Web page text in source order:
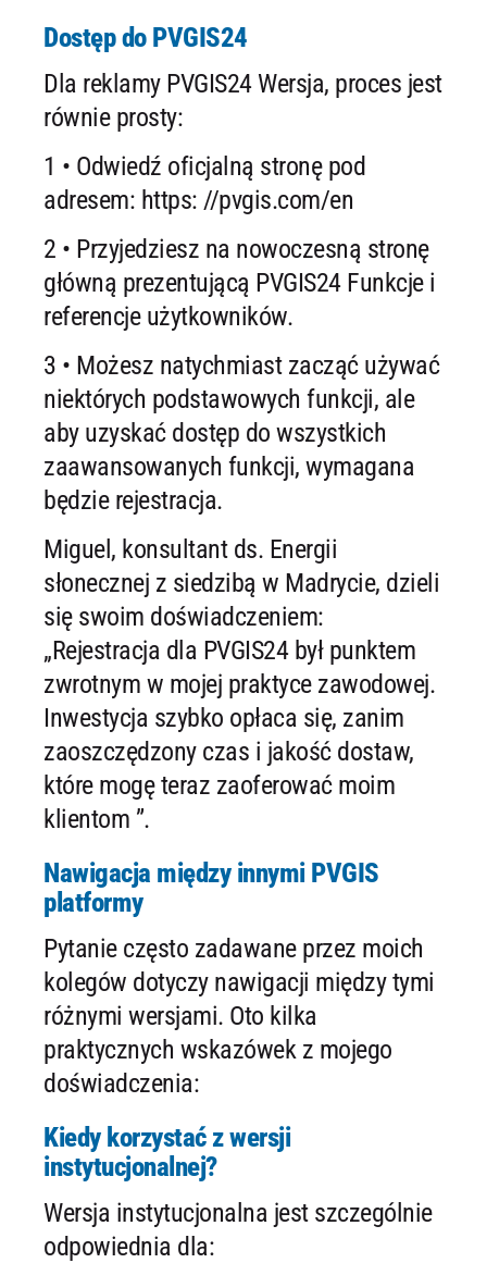
Dostęp do PVGIS24
Dla reklamy PVGIS24 Wersja, proces jest
równie prosty:
1 • Odwiedź oficjalną stronę pod
adresem: https: //pvgis.com/en
2 • Przyjedziesz na nowoczesną stronę
główną prezentującą PVGIS24 Funkcje i
referencje użytkowników.
3 • Możesz natychmiast zacząć używać
niektórych podstawowych funkcji, ale
aby uzyskać dostęp do wszystkich
zaawansowanych funkcji, wymagana
będzie rejestracja.
Miguel, konsultant ds. Energii
słonecznej z siedzibą w Madrycie, dzieli
się swoim doświadczeniem:
„Rejestracja dla PVGIS24 był punktem
zwrotnym w mojej praktyce zawodowej.
Inwestycja szybko opłaca się, zanim
zaoszczędzony czas i jakość dostaw,
które mogę teraz zaoferować moim
klientom ”.
Nawigacja między innymi PVGIS
platformy
Pytanie często zadawane przez moich
kolegów dotyczy nawigacji między tymi
różnymi wersjami. Oto kilka
praktycznych wskazówek z mojego
doświadczenia:
Kiedy korzystać z wersji
instytucjonalnej?
Wersja instytucjonalna jest szczególnie
odpowiednia dla: